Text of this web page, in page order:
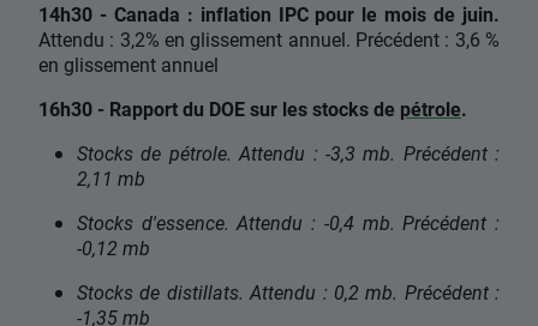
14h30 - Canada : inflation IPC pour le mois de juin.
Attendu : 3,2% en glissement annuel. Précédent : 3,6 %
en glissement annuel
16h30 - Rapport du DOE sur les stocks de pétrole.
Stocks de pétrole. Attendu : -3,3 mb. Précédent :
2,11 mb
Stocks d'essence. Attendu : -0,4 mb. Précédent :
-0,12 mb
Stocks de distillats. Attendu : 0,2 mb. Précédent :
-1,35 mb